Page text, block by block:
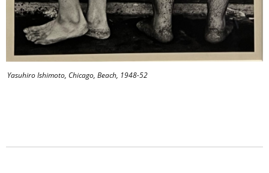
Yasuhiro Ishimoto, Chicago, Beach, 1948-52